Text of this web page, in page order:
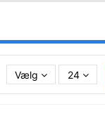
Vælg 24